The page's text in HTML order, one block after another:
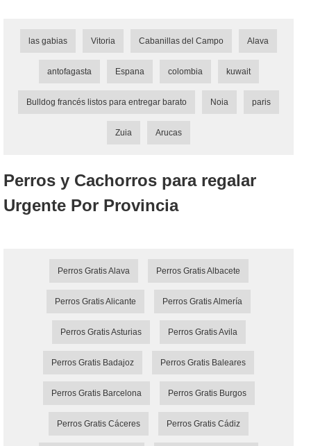
las gabias Vitoria Cabanillas del Campo Alava
antofagasta Espana colombia kuwait
Bulldog francés listos para entregar barato Noia paris
Zuia Arucas
Perros y Cachorros para regalar
Urgente Por Provincia
Perros Gratis Alava Perros Gratis Albacete
Perros Gratis Alicante Perros Gratis Almería
Perros Gratis Asturias Perros Gratis Avila
Perros Gratis Badajoz Perros Gratis Baleares
Perros Gratis Barcelona Perros Gratis Burgos
Perros Gratis Cáceres Perros Gratis Cádiz